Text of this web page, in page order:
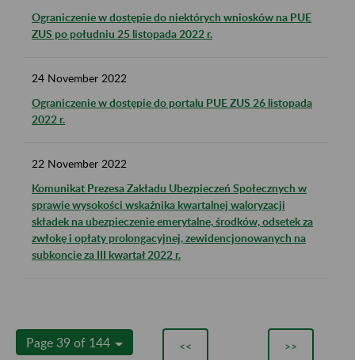
Ograniczenie w dostępie do niektórych wniosków na PUE
ZUS po południu 25 listopada 2022 r.
24 November 2022
Ograniczenie w dostępie do portalu PUE ZUS 26 listopada
2022 r.
22 November 2022
Komunikat Prezesa Zakładu Ubezpieczeń Społecznych w
sprawie wysokości wskaźnika kwartalnej waloryzacji
składek na ubezpieczenie emerytalne, środków, odsetek za
zwłokę i opłaty prolongacyjnej, zewidencjonowanych na
subkoncie za III kwartał 2022 r.
Page 39 of 144 << >>